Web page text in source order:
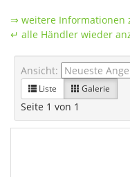
⇒ weitere Informationen
↵ alle Händler wieder
Ansicht:
Liste Galerie
Seite 1 von 1